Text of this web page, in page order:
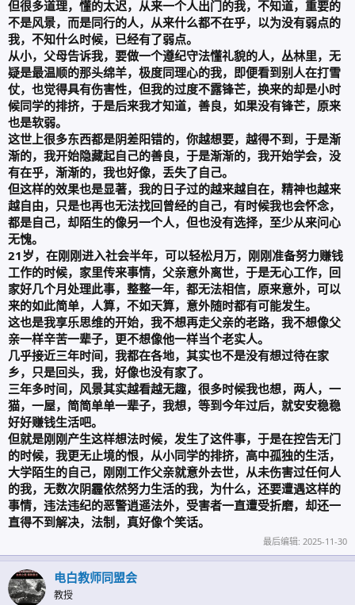
但很多道理，懂的太迟，从来一个人出门的我，不知道，重要的
不是风景，而是同行的人，从来什么都不在乎，以为没有弱点的
我，不知什么时候，已经有了弱点。
从小，父母告诉我，要做一个遵纪守法懂礼貌的人，丛林里，无
疑是最温顺的那头绵羊，极度同理心的我，即便看到别人在打雪
仗，也觉得具有伤害性，但我的过度不露锋芒，换来的却是小时
候同学的排挤，于是后来我才知道，善良，如果没有锋芒，原来
也是软弱。
这世上很多东西都是阴差阳错的，你越想要，越得不到，于是渐
渐的，我开始隐藏起自己的善良，于是渐渐的，我开始学会，没
有在乎，渐渐的，我也好像，丢失了自己。
但这样的效果也是显著，我的日子过的越来越自在，精神也越来
越自由，只是也再也无法找回曾经的自己，有时候我也会怀念，
都是自己，却陌生的像另一个人，但也没有选择，至少从来问心
无愧。
21岁，在刚刚进入社会半年，可以轻松月万，刚刚准备努力赚钱
工作的时候，家里传来事情，父亲意外离世，于是无心工作，回
家好几个月处理此事，整整一年，都无法相信，原来意外，可以
来的如此简单，人算，不如天算，意外随时都有可能发生。
这也是我享乐思维的开始，我不想再走父亲的老路，我不想像父
亲一样辛苦一辈子，更不想像他一样当个老实人。
几乎接近三年时间，我都在各地，其实也不是没有想过待在家
乡，只是回头，我，好像也没有家了。
三年多时间，风景其实越看越无趣，很多时候我也想，两人，一
猫，一屋，简简单单一辈子，我想，等到今年过后，就安安稳稳
好好赚钱生活吧。
但就是刚刚产生这样想法时候，发生了这件事，于是在控告无门
的时候，我更无止境的恨，从小同学的排挤，高中孤独的生活，
大学陌生的自己，刚刚工作父亲就意外去世，从未伤害过任何人
的我，无数次阴霾依然努力生活的我，为什么，还要遭遇这样的
事情，违法违纪的恶警逍遥法外，受害者一直遭受折磨，却还一
直得不到解决，法制，真好像个笑话。
最后编辑: 2025-11-30
电白教师同盟会
教授